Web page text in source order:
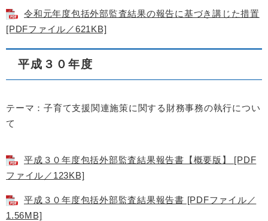
令和元年度包括外部監査結果の報告に基づき講じた措置
[PDFファイル／621KB]
平成３０年度
テーマ：子育て支援関連施策に関する財務事務の執行につい
て
平成３０年度包括外部監査結果報告書【概要版】 [PDF
ファイル／123KB]
平成３０年度包括外部監査結果報告書 [PDFファイル／
1.56MB]